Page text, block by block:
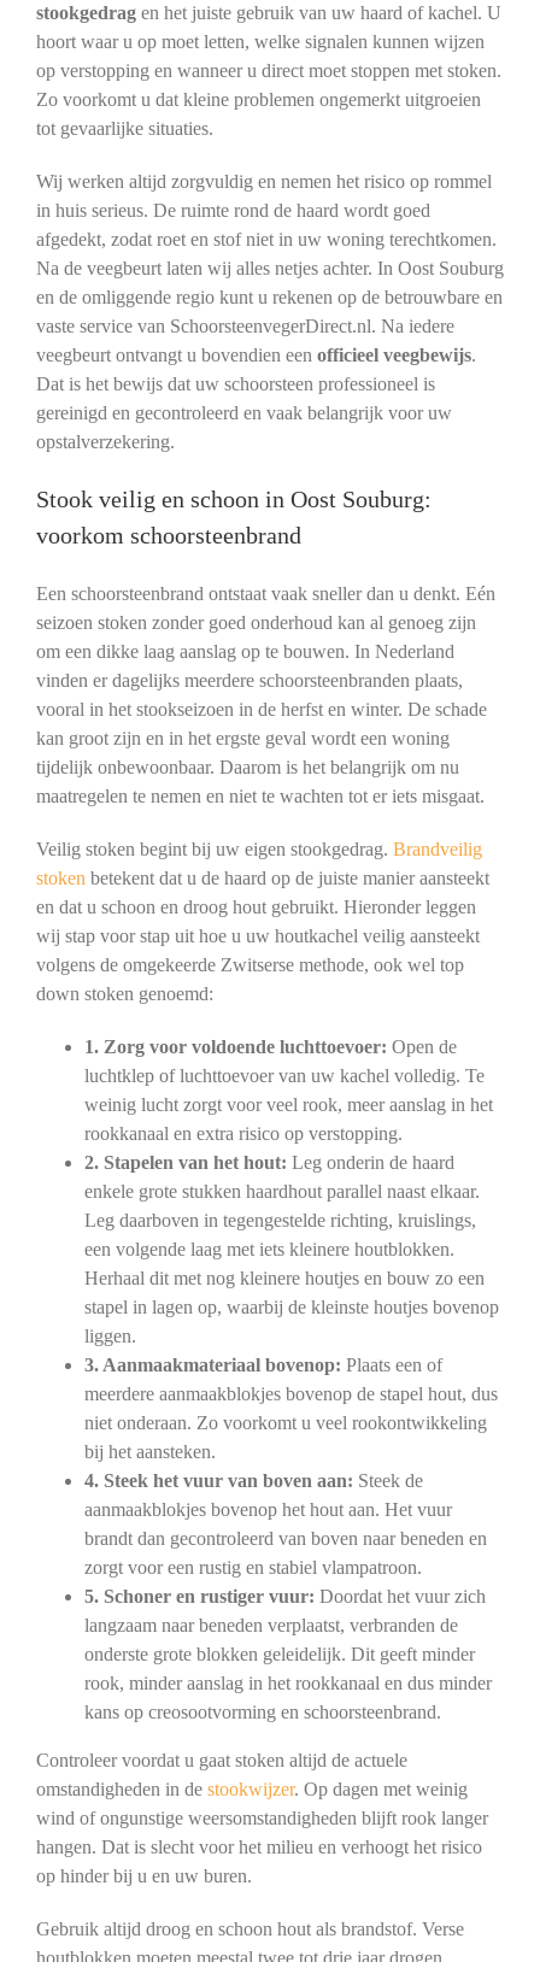
stookgedragen het juiste gebruik van uw haard of kachel. U
hoort waar u op moet letten, welke signalen kunnen wijzen
op verstopping en wanneer u direct moet stoppen met stoken.
Zo voorkomt u dat kleine problemen ongemerkt uitgroeien
tot gevaarlijke situaties.
Wij werken altijd zorgvuldig en nemen het risico op rommel
in huis serieus. De ruimte rond de haard wordt goed
afgedekt, zodat roet en stof niet in uw woning terechtkomen.
Na de veegbeurt laten wij alles netjes achter. In Oost Souburg
en de omliggende regio kunt u rekenen op de betrouwbare en
vaste service van SchoorsteenvegerDirect.nl. Na iedere
veegbeurt ontvangt u bovendien een officieel veegbewijs.
Dat is het bewijs dat uw schoorsteen professioneel is
gereinigd en gecontroleerd en vaak belangrijk voor uw
opstalverzekering.
Stook veilig en schoon in Oost Souburg:
voorkom schoorsteenbrand
Een schoorsteenbrand ontstaat vaak sneller dan u denkt. Eén
seizoen stoken zonder goed onderhoud kan al genoeg zijn
om een dikke laag aanslag op te bouwen. In Nederland
vinden er dagelijks meerdere schoorsteenbranden plaats,
vooral in het stookseizoen in de herfst en winter. De schade
kan groot zijn en in het ergste geval wordt een woning
tijdelijk onbewoonbaar. Daarom is het belangrijk om nu
maatregelen te nemen en niet te wachten tot er iets misgaat.
Veilig stoken begint bij uw eigen stookgedrag. Brandveilig
stoken betekent dat u de haard op de juiste manier aansteekt
en dat u schoon en droog hout gebruikt. Hieronder leggen
wij stap voor stap uit hoe u uw houtkachel veilig aansteekt
volgens de omgekeerde Zwitserse methode, ook wel top
down stoken genoemd:
1. Zorg voor voldoende luchttoevoer: Open de
luchtklep of luchttoevoer van uw kachel volledig. Te
weinig lucht zorgt voor veel rook, meer aanslag in het
rookkanaal en extra risico op verstopping.
2. Stapelen van het hout: Leg onderin de haard
enkele grote stukken haardhout parallel naast elkaar.
Leg daarboven in tegengestelde richting, kruislings,
een volgende laag met iets kleinere houtblokken.
Herhaal dit met nog kleinere houtjes en bouw zo een
stapel in lagen op, waarbij de kleinste houtjes bovenop
liggen.
3. Aanmaakmateriaal bovenop: Plaats een of
meerdere aanmaakblokjes bovenop de stapel hout, dus
niet onderaan. Zo voorkomt u veel rookontwikkeling
bij het aansteken.
4. Steek het vuur van boven aan: Steek de
aanmaakblokjes bovenop het hout aan. Het vuur
brandt dan gecontroleerd van boven naar beneden en
zorgt voor een rustig en stabiel vlampatroon.
5. Schoner en rustiger vuur: Doordat het vuur zich
langzaam naar beneden verplaatst, verbranden de
onderste grote blokken geleidelijk. Dit geeft minder
rook, minder aanslag in het rookkanaal en dus minder
kans op creosootvorming en schoorsteenbrand.
Controleer voordat u gaat stoken altijd de actuele
omstandigheden in de stookwijzer. Op dagen met weinig
wind of ongunstige weersomstandigheden blijft rook langer
hangen. Dat is slecht voor het milieu en verhoogt het risico
op hinder bij u en uw buren.
Gebruik altijd droog en schoon hout als brandstof. Verse
houtblokken moeten meestal twee tot drie jaar drogen